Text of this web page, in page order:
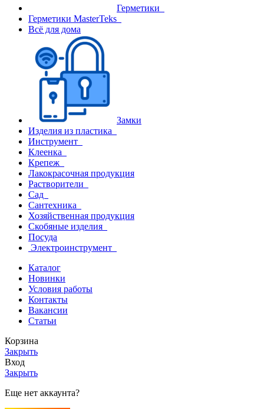
Герметики
Герметики MasterTeks
Всё для дома
Замки
Изделия из пластика
Инструмент
Клеенка
Крепеж
Лакокрасочная продукция
Растворители
Сад
Сантехника
Хозяйственная продукция
Скобяные изделия
Посуда
Электроинструмент
Каталог
Новинки
Условия работы
Контакты
Вакансии
Статьи
Корзина
Закрыть
Вход
Закрыть
Еще нет аккаунта?